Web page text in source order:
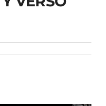
VERSO